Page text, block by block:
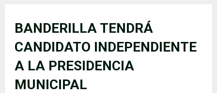
BANDERILLA TENDRÁ
CANDIDATO INDEPENDIENTE
A LA PRESIDENCIA
MUNICIPAL